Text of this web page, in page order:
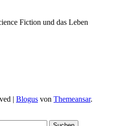
Fiction und das Leben
| Blogus von Themeansar.